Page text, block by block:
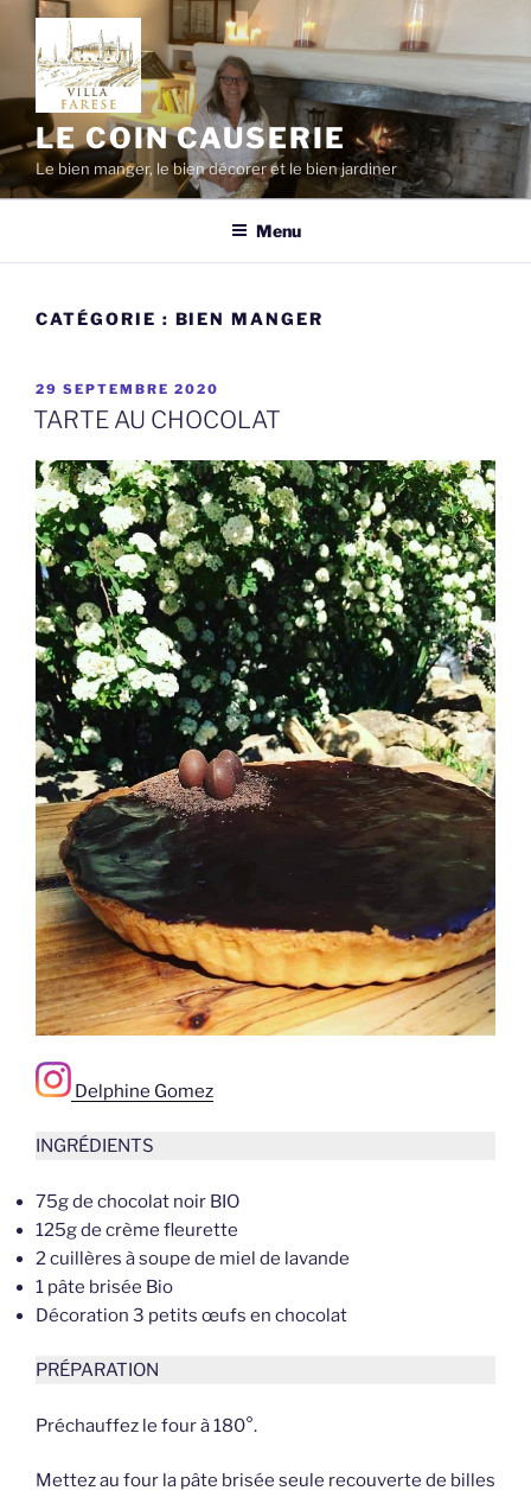
Aller
contenu
principal
LE COIN CAUSERIE
Le bien manger, le bien décorer et le bien jardiner
Menu
CATÉGORIE : BIEN MANGER
PUBLIÉ
LE
29 SEPTEMBRE 2020
TARTE AU CHOCOLAT
Delphine Gomez
INGRÉDIENTS
75g de chocolat noir BIO
125g de crème fleurette
2 cuillères à soupe de miel de lavande
1 pâte brisée Bio
Décoration 3 petits œufs en chocolat
PRÉPARATION
Préchauffez le four à 180°.
Mettez au four la pâte brisée seule recouverte de billes